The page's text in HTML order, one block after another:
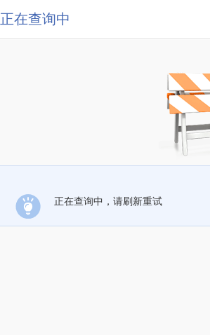
正在查询中
正在查询中，请刷新重试